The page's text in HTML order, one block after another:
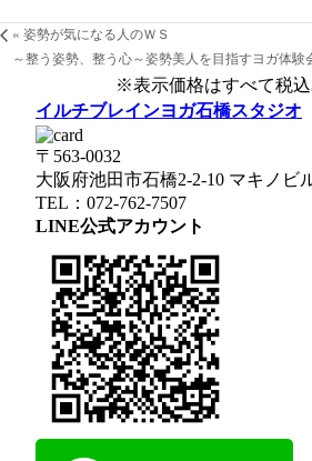
« 姿勢が気になる人のＷＳ
～整う姿勢、整う心～姿勢美人を目指すヨガ体験
※表示価格はすべて税込
イルチブレインヨガ石橋スタジオ
〒563-0032
大阪府池田市石橋2-2-10 マキノビ
TEL：072-762-7507
LINE公式アカウント